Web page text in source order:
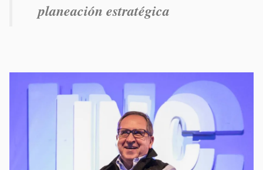
planeación estratégica